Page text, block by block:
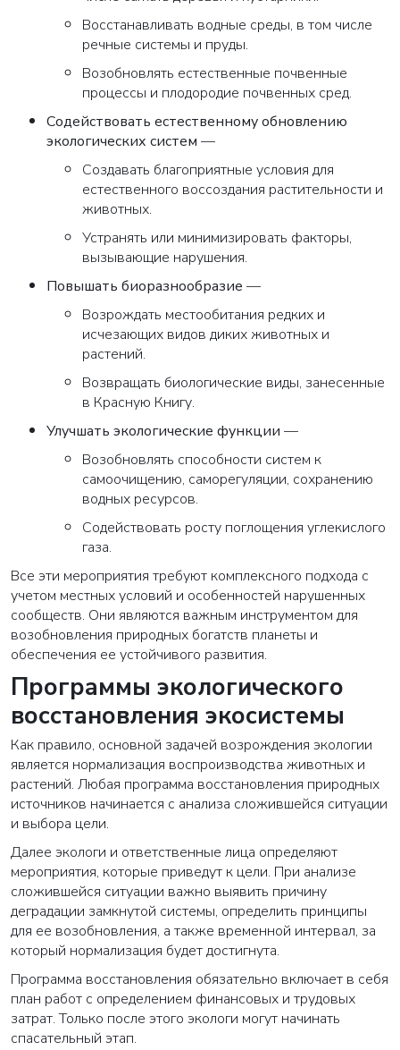
Восстанавливать водные среды, в том числе
речные системы и пруды.
Возобновлять естественные почвенные
процессы и плодородие почвенных сред.
Содействовать естественному обновлению
экологических систем —
Создавать благоприятные условия для
естественного воссоздания растительности и
животных.
Устранять или минимизировать факторы,
вызывающие нарушения.
Повышать биоразнообразие —
Возрождать местообитания редких и
исчезающих видов диких животных и
растений.
Возвращать биологические виды, занесенные
в Красную Книгу.
Улучшать экологические функции —
Возобновлять способности систем к
самоочищению, саморегуляции, сохранению
водных ресурсов.
Содействовать росту поглощения углекислого
газа.
Все эти мероприятия требуют комплексного подхода с
учетом местных условий и особенностей нарушенных
сообществ. Они являются важным инструментом для
возобновления природных богатств планеты и
обеспечения ее устойчивого развития.
Программы экологического
восстановления экосистемы
Как правило, основной задачей возрождения экологии
является нормализация воспроизводства животных и
растений. Любая программа восстановления природных
источников начинается с анализа сложившейся ситуации
и выбора цели.
Далее экологи и ответственные лица определяют
мероприятия, которые приведут к цели. При анализе
сложившейся ситуации важно выявить причину
деградации замкнутой системы, определить принципы
для ее возобновления, а также временной интервал, за
который нормализация будет достигнута.
Программа восстановления обязательно включает в себя
план работ с определением финансовых и трудовых
затрат. Только после этого экологи могут начинать
спасательный этап.